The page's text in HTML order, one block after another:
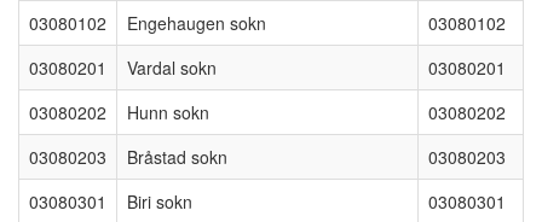
03080102
Engehaugen sokn
03080102
03080201
Vardal sokn
03080201
03080202
Hunn sokn
03080202
03080203
Bråstad sokn
03080203
03080301
Biri sokn
03080301